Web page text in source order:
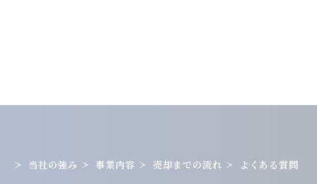
当社の強み 事業内容 売却までの流れ よくある質問